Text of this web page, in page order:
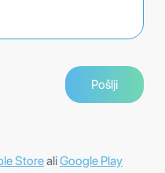
StorealiGoogle Play